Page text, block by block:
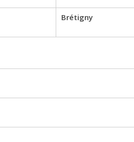
Brétigny